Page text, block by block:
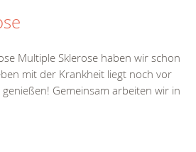
Multiple Sklerose haben wir schon
mit der Krankheit liegt noch vor
Gemeinsam arbeiten wir in